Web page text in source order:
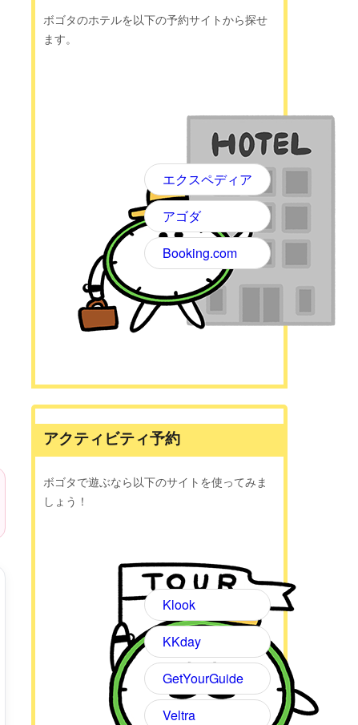
ボゴタのホテルを以下の予約サイトから探せ
ます。
エクスペディア
アゴダ
Booking.com
アクティビティ予約
ボゴタで遊ぶなら以下のサイトを使ってみま
しょう！
Klook
KKday
GetYourGuide
Veltra